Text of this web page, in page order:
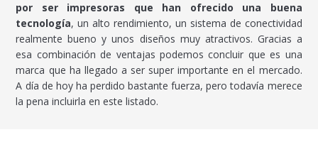
por ser impresoras que han ofrecido una buena
tecnología, un alto rendimiento, un sistema de conectividad
realmente bueno y unos diseños muy atractivos. Gracias a
esa combinación de ventajas podemos concluir que es una
marca que ha llegado a ser super importante en el mercado.
A día de hoy ha perdido bastante fuerza, pero todavía merece
la pena incluirla en este listado.